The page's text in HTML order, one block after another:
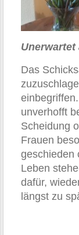
Unerwartet
Das
unverhofft
Scheidung
Frauen
geschieden
Leben
dafür,
längst zu